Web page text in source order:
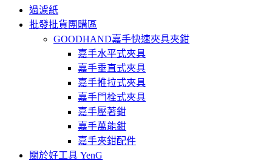
過濾紙
批發批貨團購區
GOODHAND嘉手快速夾具夾鉗
嘉手水平式夾具
嘉手垂直式夾具
嘉手推拉式夾具
嘉手門栓式夾具
嘉手壓著鉗
嘉手萬能鉗
嘉手夾鉗配件
關於好工具 YenG